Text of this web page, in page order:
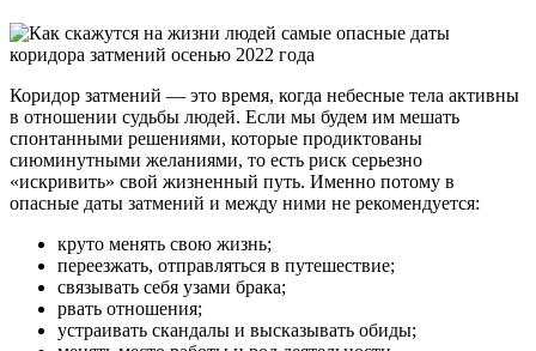
Коридор затмений — это время, когда небесные тела активны
в отношении судьбы людей. Если мы будем им мешать
спонтанными решениями, которые продиктованы
сиюминутными желаниями, то есть риск серьезно
«искривить» свой жизненный путь. Именно потому в
опасные даты затмений и между ними не рекомендуется:
круто менять свою жизнь;
переезжать, отправляться в путешествие;
связывать себя узами брака;
рвать отношения;
устраивать скандалы и высказывать обиды;